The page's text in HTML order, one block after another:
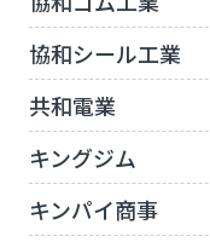
協和シール工業
共和電業
キングジム
キンパイ商事